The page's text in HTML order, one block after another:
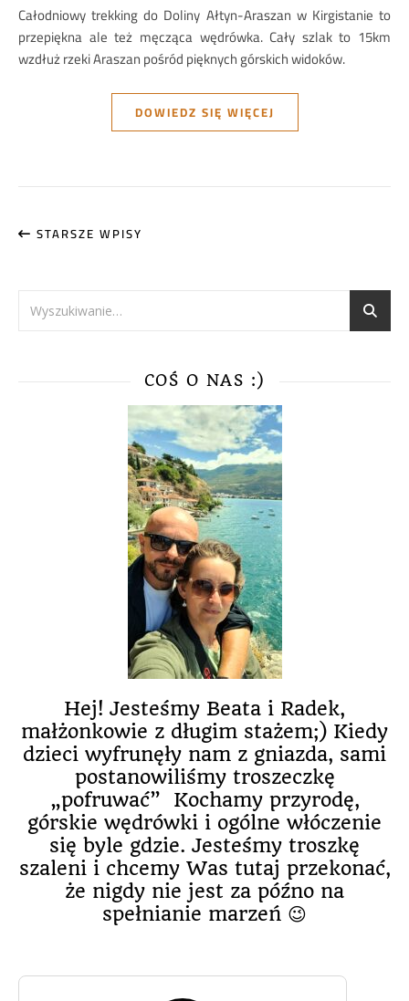
Całodniowy trekking do Doliny Ałtyn-Araszan w Kirgistanie to
przepiękna ale też męcząca wędrówka. Cały szlak to 15km
wzdłuż rzeki Araszan pośród pięknych górskich widoków.
DOWIEDZ SIĘ WIĘCEJ
STARSZE WPISY
COŚ O NAS :)
Hej! Jesteśmy Beata i Radek,
małżonkowie z długim stażem;) Kiedy
dzieci wyfrunęły nam z gniazda, sami
postanowiliśmy troszeczkę
„pofruwać” Kochamy przyrodę,
górskie wędrówki i ogólne włóczenie
się byle gdzie. Jesteśmy troszkę
szaleni i chcemy Was tutaj przekonać,
że nigdy nie jest za późno na
spełnianie marzeń 😉